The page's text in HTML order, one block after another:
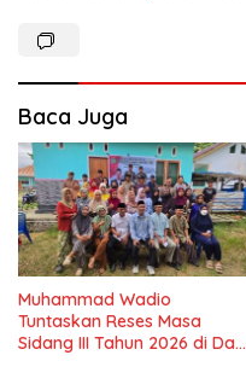
Baca Juga
Muhammad Wadio
Tuntaskan Reses Masa
Sidang III Tahun 2026 di Dapil